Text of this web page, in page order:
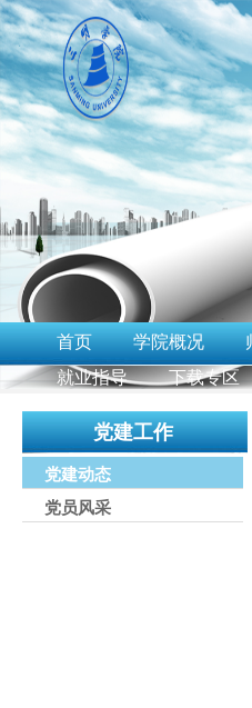
首页 学院概况
就业指导
下载专区
党建工作
党建动态
党员风采